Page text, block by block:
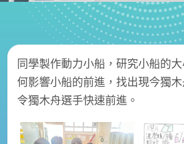
同學製作動力小船，研究小船的
何影響小船的前進，找出現今獨
令獨木舟選手快速前進。